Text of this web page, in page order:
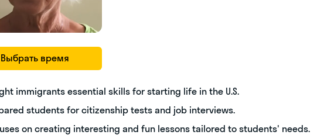
Выбрать время
immigrants essential skills for starting life in the U.S.
students for citizenship tests and job interviews.
on creating interesting and fun lessons tailored to students' needs.